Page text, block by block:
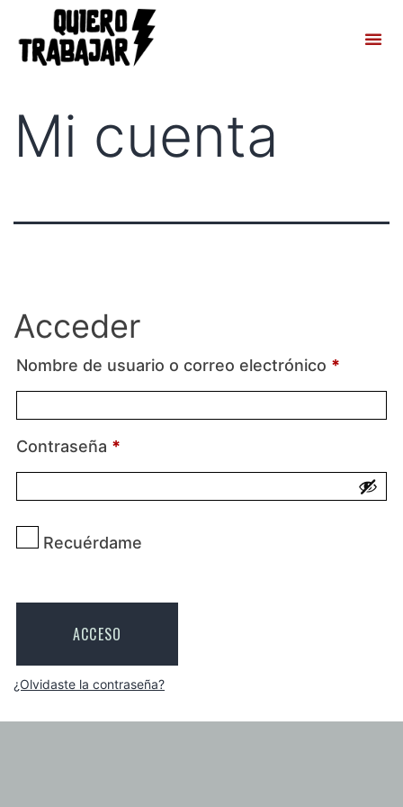
Mi cuenta
Acceder
Nombre de usuario o correo electrónico *
Contraseña *
Recuérdame
ACCESO
¿Olvidaste la contraseña?